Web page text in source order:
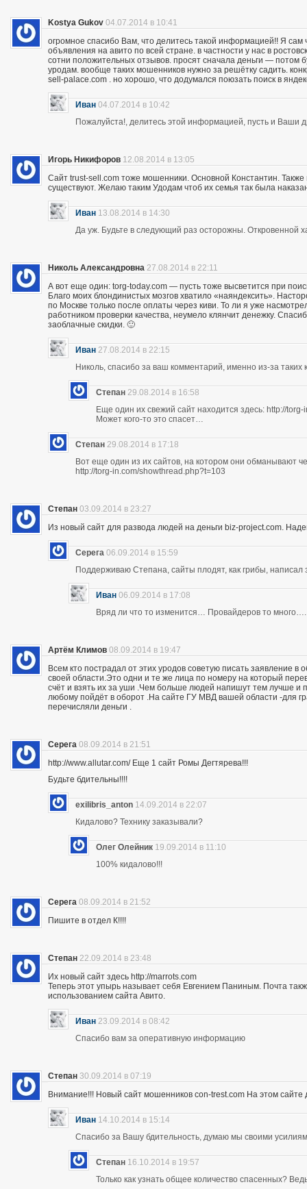
Kostya Gukov 04.07.2014 в 10:41
огромное спасибо Вам, что делитесь такой информацией!! Я
объявления на авито по всей стране. в частности у нас в
сотни положительных отзывов. просят сначала деньги — потом
уродам. вообще таких мошенников нужно за решётку садить.
sell-palace.com . но хорошо, что додумался поюзать поиск в
Иван 04.07.2014 в 10:42
Пожалуйста!, делитесь этой информацией, пусть и Ваши
Игорь Никифоров 12.08.2014 в 13:05
Сайт trust-sell.com тоже мошенники. Основной Константин.
существуют. Желаю таким Удодам чтоб их семья так была
Иван 13.08.2014 в 14:30
Да уж. Будьте в следующий раз осторожны. Откровенной
Николь Александровна 27.08.2014 в 22:11
А вот еще один: torg-today.com — пусть тоже высветится при
Благо моих блондинистых мозгов хватило «наяндексить».
по Москве только после оплаты через киви. То ли я уже
работником проверки качества, неумело клянчит денежку.
заоблачные скидки. 🙂
Иван 27.08.2014 в 22:15
Николь, спасибо за ваш комментарий, именно из-за
Степан 29.08.2014 в 16:58
Еще один их свежий сайт находится здесь: http://
Может кого-то это спасет…
Степан 29.08.2014 в 17:18
Вот еще один из их сайтов, на котором они обманывают
http://torg-in.com/showthread.php?t=103
Степан 03.09.2014 в 23:27
Из новый сайт для развода людей на деньги biz-project.com.
Серега 06.09.2014 в 15:59
Поддерживаю Степана, сайты плодят, как грибы,
Иван 06.09.2014 в 17:08
Вряд ли что то изменится… Провайдеров то много….
Артём Климов 08.09.2014 в 19:47
Всем кто пострадал от этих уродов советую писать заявление
своей области.Это одни и те же лица по номеру на который
счёт и взять их за уши .Чем больше людей напишут тем лучше и
любому пойдёт в оборот .На сайте ГУ МВД вашей области -для
перечисляли деньги .
Серега 08.09.2014 в 21:51
http://www.allutar.com/ Еще 1 сайт Ромы Дегтярева!!!
Будьте бдительны!!!!
exilibris_anton 14.09.2014 в 22:07
Кидалово? Технику заказывали?
Олег Олейник 19.09.2014 в 11:10
100% кидалово!!!
Серега 08.09.2014 в 21:52
Пишите в отдел К!!!!
Степан 22.09.2014 в 23:48
Их новый сайт здесь http://marrots.com
Теперь этот упырь называет себя Евгением Паниным. Почта
использованием сайта Авито.
Иван 23.09.2014 в 08:42
Спасибо вам за оперативную информацию
Степан 30.09.2014 в 07:19
Внимание!!! Новый сайт мошенников con-trest.com На этом сайте
Иван 14.10.2014 в 15:14
Спасибо за Вашу бдительность, думаю мы своими
Степан 16.10.2014 в 19:57
Только как узнать общее количество спасенных?